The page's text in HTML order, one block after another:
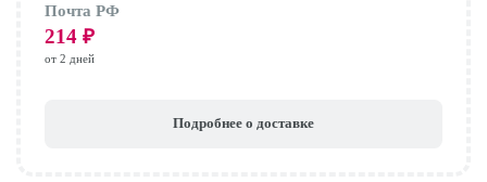
Почта РФ
214 ₽
от 2 дней
Подробнее о доставке